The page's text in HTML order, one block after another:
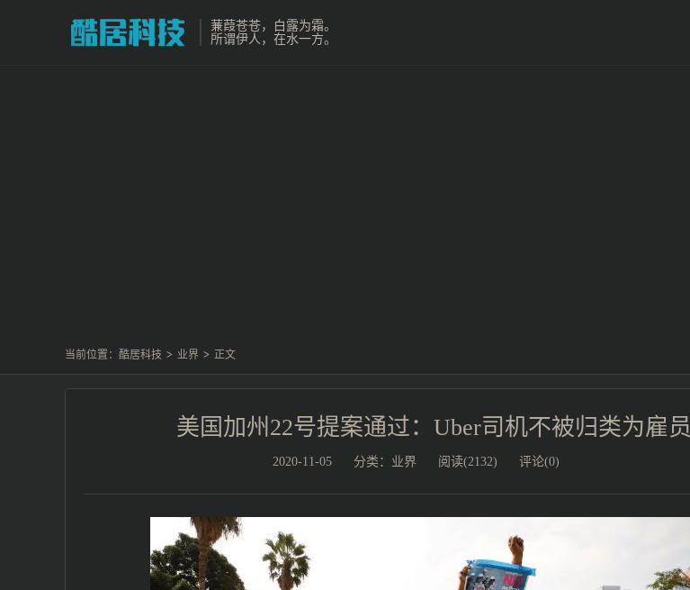
蒹葭苍苍，白露为霜。
所谓伊人，在水一方。
当前位置： 酷居科技 > 业界 > 正文
美国加州22号提案通过：Uber司机不被归类为雇员
2020-11-05 分类： 业界 阅读(2132) 评论(0)